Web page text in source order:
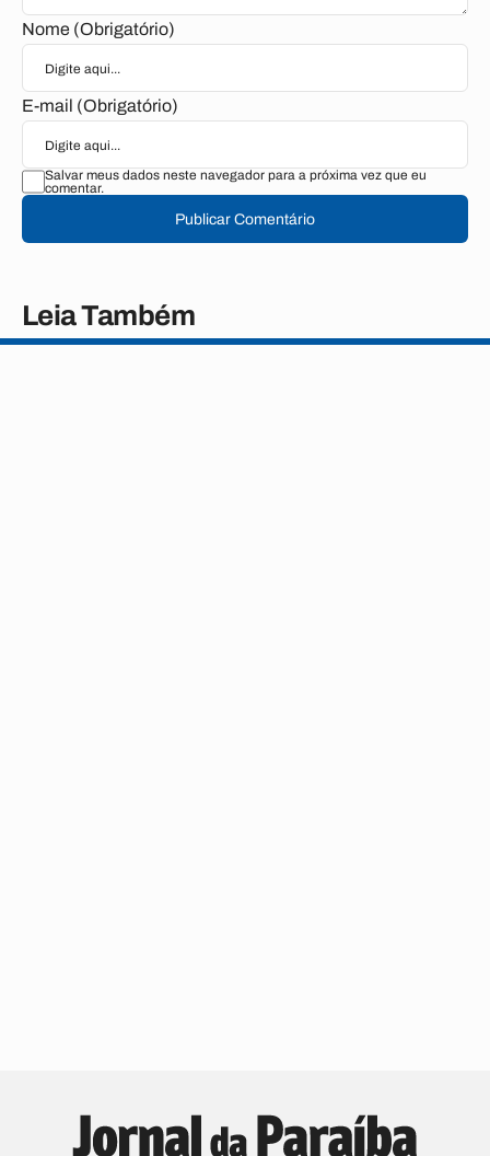
Nome (Obrigatório)
E-mail (Obrigatório)
Salvar meus dados neste navegador para a próxima vez que eu
comentar.
Publicar Comentário
Leia Também